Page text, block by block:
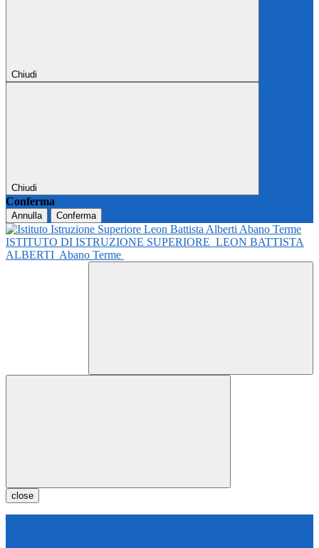
Chiudi
Chiudi
Conferma
Annulla Conferma
ISTITUTO DI ISTRUZIONE SUPERIORE LEON BATTISTA
ALBERTI Abano Terme
close